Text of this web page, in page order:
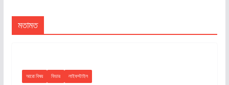
মতামত
আরো বিষয় ফিচার লাইফস্টাইল